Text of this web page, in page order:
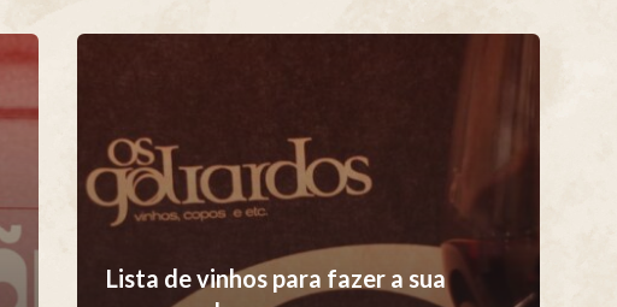
Lista de vinhos para fazer a sua